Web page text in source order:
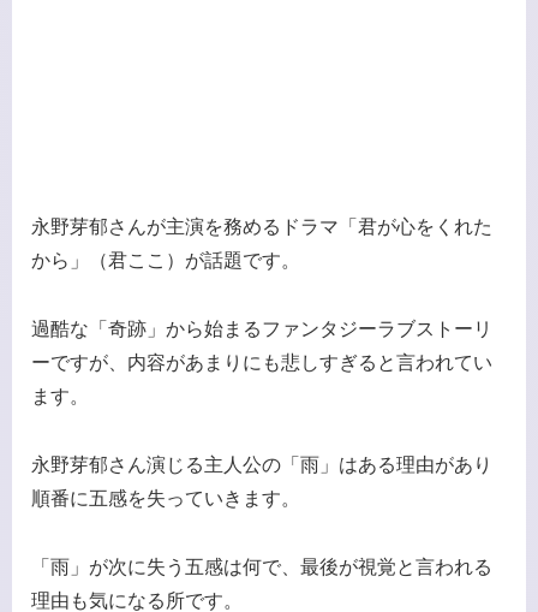
永野芽郁さんが主演を務めるドラマ「君が心をくれた
から」（君ここ）が話題です。
過酷な「奇跡」から始まるファンタジーラブストーリ
ーですが、内容があまりにも悲しすぎると言われてい
ます。
永野芽郁さん演じる主人公の「雨」はある理由があり
順番に五感を失っていきます。
「雨」が次に失う五感は何で、最後が視覚と言われる
理由も気になる所です。